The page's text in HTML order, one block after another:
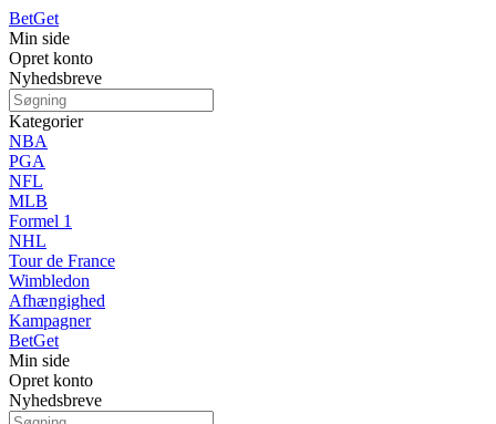
BetGet
Min side
Opret konto
Nyhedsbreve
Kategorier
NBA
PGA
NFL
MLB
Formel 1
NHL
Tour de France
Wimbledon
Afhængighed
Kampagner
BetGet
Min side
Opret konto
Nyhedsbreve